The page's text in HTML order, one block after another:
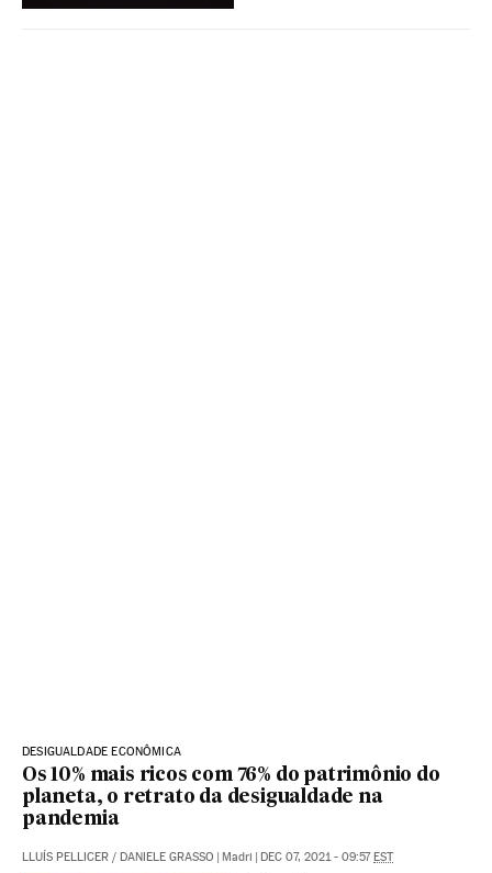
DESIGUALDADE ECONÔMICA
Os 10% mais ricos com 76% do patrimônio do
planeta, o retrato da desigualdade na
pandemia
LLUÍS PELLICER / DANIELE GRASSO Madri DEC 07, 2021 - 09:57 EST